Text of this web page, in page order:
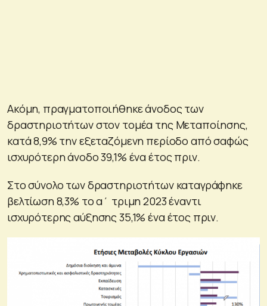
Ακόμη, πραγματοποιήθηκε άνοδος των
δραστηριοτήτων στον τομέα της Μεταποίησης,
κατά 8,9% την εξεταζόμενη περίοδο από σαφώς
ισχυρότερη άνοδο 39,1% ένα έτος πριν.
Στο σύνολο των δραστηριοτήτων καταγράφηκε
βελτίωση 8,3% το α΄ τριμη 2023 έναντι
ισχυρότερης αύξησης 35,1% ένα έτος πριν.